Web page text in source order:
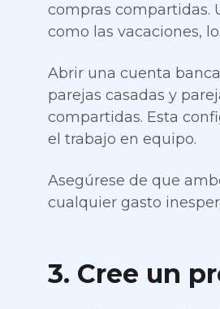
compras compartidas.
como las vacaciones,
Abrir una cuenta
parejas casadas y
compartidas. Esta
el trabajo en equipo.
Asegúrese de que
cualquier gasto
3. Cree un